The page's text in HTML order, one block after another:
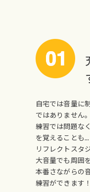
自宅では音量に
ではありません。
練習では問題な
を覚えることも...
リフレクトスタ
大音量でも周囲
本番さながらの
練習ができます！